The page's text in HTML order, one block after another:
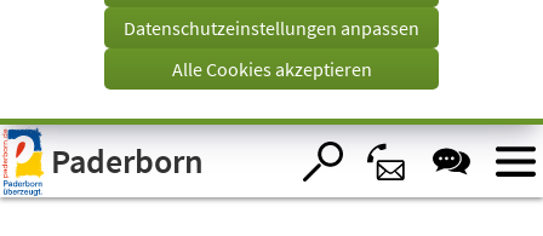
Visuelle
Assistenzsoftware
öffnen.
Tab)
Datenschutzeinstellungen anpassen
Alle Cookies akzeptieren
Paderborn